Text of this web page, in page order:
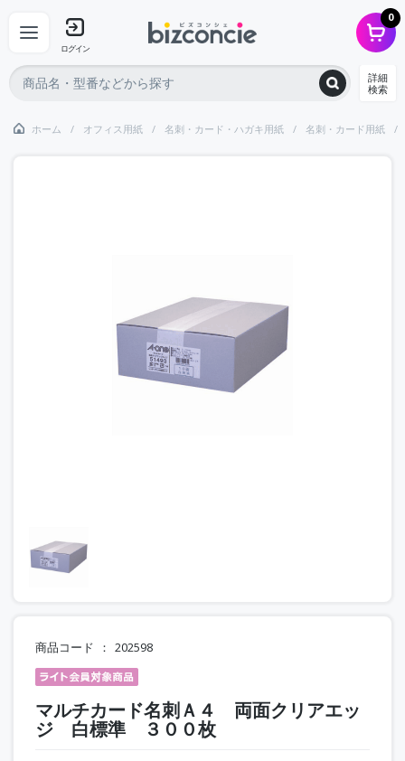
ログイン
0
詳細
検索
ホーム オフィス用紙 名刺・カード・ハガキ用紙 名刺・カード用紙
商品コード 202598
マルチカード名刺Ａ４ 両面クリアエッ
ジ 白標準 ３００枚